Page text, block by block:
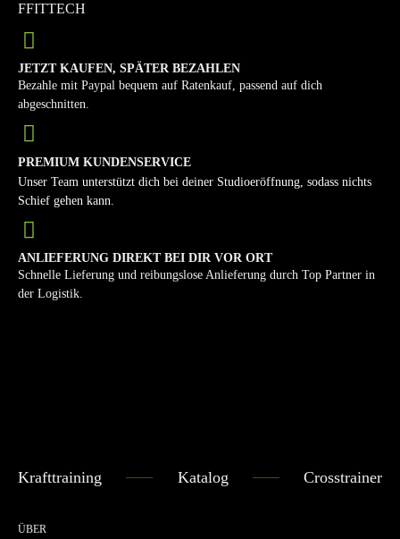
FFITTECH
JETZT KAUFEN, SPÄTER BEZAHLEN
Bezahle mit Paypal bequem auf Ratenkauf, passend auf dich
abgeschnitten.
PREMIUM KUNDENSERVICE
Unser Team unterstützt dich bei deiner Studioeröffnung, sodass nichts
Schief gehen kann.
ANLIEFERUNG DIREKT BEI DIR VOR ORT
Schnelle Lieferung und reibungslose Anlieferung durch Top Partner in
der Logistik.
Krafttraining Katalog Crosstrainer
ÜBER